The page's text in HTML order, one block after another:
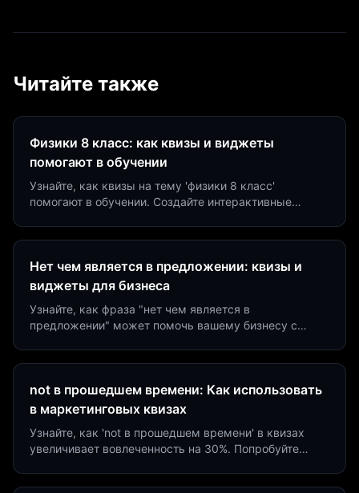
Читайте также
Физики 8 класс: как квизы и виджеты
помогают в обучении
Узнайте, как квизы на тему 'физики 8 класс'
помогают в обучении. Создайте интерактивные
Нет чем является в предложении: квизы и
виджеты для бизнеса
Узнайте, как фраза "нет чем является в
предложении" может помочь вашему бизнесу с
not в прошедшем времени: Как использовать
в маркетинговых квизах
Узнайте, как 'not в прошедшем времени' в квизах
увеличивает вовлеченность на 30%. Попробуйте